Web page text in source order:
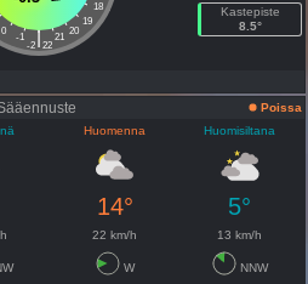
18
19
0
20
-1 21
|
-2 22
Kastepiste
8.5°
Poissa
Huomenna Huomisiltana
14° 5°
22 km/h 13 km/h
W
NNW